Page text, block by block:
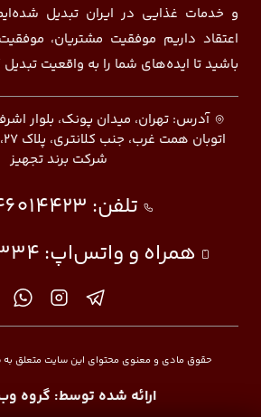
و خدمات غذایی در ایران تبدیل
اعتقاد داریم موفقیت مشتریان،
باشید تا ایده‌های شما را به واقعیت
آدرس: تهران، میدان پونک، بلوار
شرکت برند تجهیز
تلفن:
همراه و واتس‌اپ:
حقوق مادی و معنوی محتوای این سایت متعلق به
ارائه شده توسط: گروه